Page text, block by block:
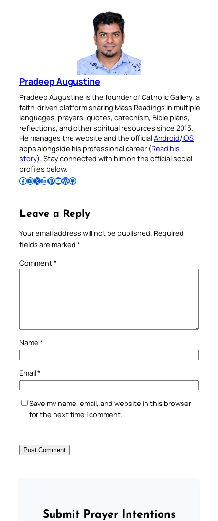
Pradeep Augustine
Pradeep Augustine is the founder of Catholic Gallery, a
faith-driven platform sharing Mass Readings in multiple
languages, prayers, quotes, catechism, Bible plans,
reflections, and other spiritual resources since 2013.
He manages the website and the officialAndroid/iOS
apps alongside his professional career (Read his
story). Stay connected with him on the official social
profiles below.
Follow Pradeep on Facebook Follow Pradeep on InstagramFollow Pradeep on X Follow Pradeep on LinkedIn Follow Pradeep on Pinterest Subscribe to Pradeep’s Youtube Channel Follow Pradeep on WordPress Follow Pradeep on GitHub
Leave a Reply
Your email address will not be published. Required
fields are marked *
Comment*
Name *
Email*
Save my name, email, and website in this browser
for the next time I comment.
Submit Prayer Intentions